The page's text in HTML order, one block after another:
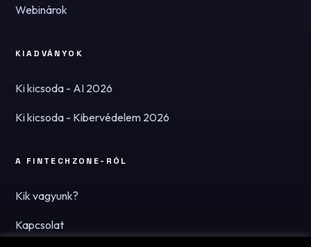
Webinárok
KIADVÁNYOK
Ki kicsoda - AI 2026
Ki kicsoda - Kibervédelem 2026
A FINTECHZONE-RÓL
Kik vagyunk?
Kapcsolat